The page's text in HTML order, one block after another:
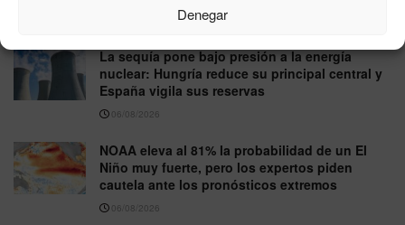
Denegar
La sequía pone bajo presión a la energía
nuclear: Hungría reduce su principal central y
España vigila sus reservas
06/08/2026
NOAA eleva al 81% la probabilidad de un El
Niño muy fuerte, pero los expertos piden
cautela ante los pronósticos extremos
06/08/2026